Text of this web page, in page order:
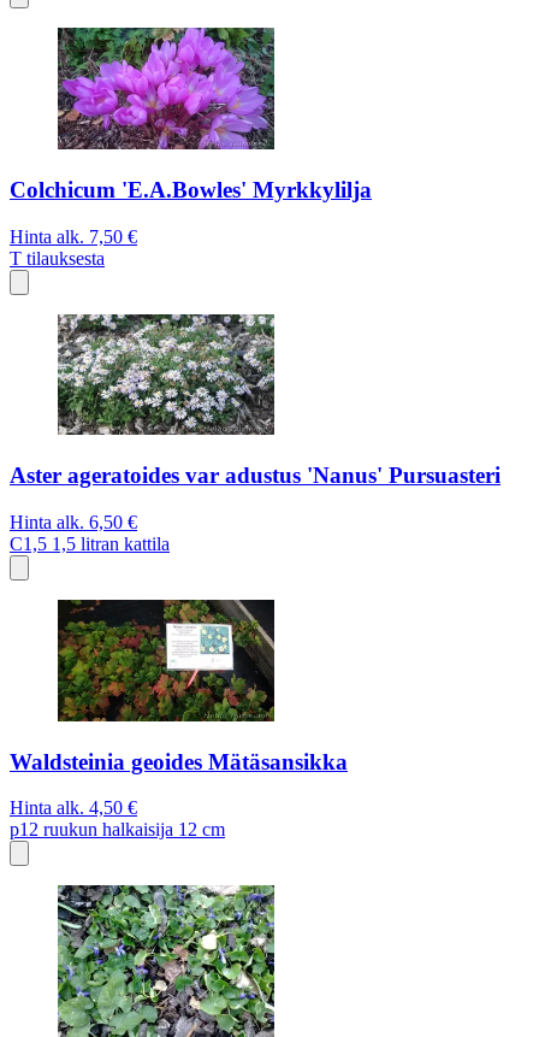
Colchicum 'E.A.Bowles' Myrkkylilja
Hinta alk. 7,50 €
T tilauksesta
Aster ageratoides var adustus 'Nanus' Pursuasteri
Hinta alk. 6,50 €
C1,5 1,5 litran kattila
Waldsteinia geoides Mätäsansikka
Hinta alk. 4,50 €
p12 ruukun halkaisija 12 cm